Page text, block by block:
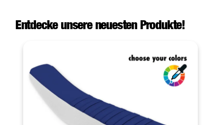
Entdecke unsere neuesten Produkte!